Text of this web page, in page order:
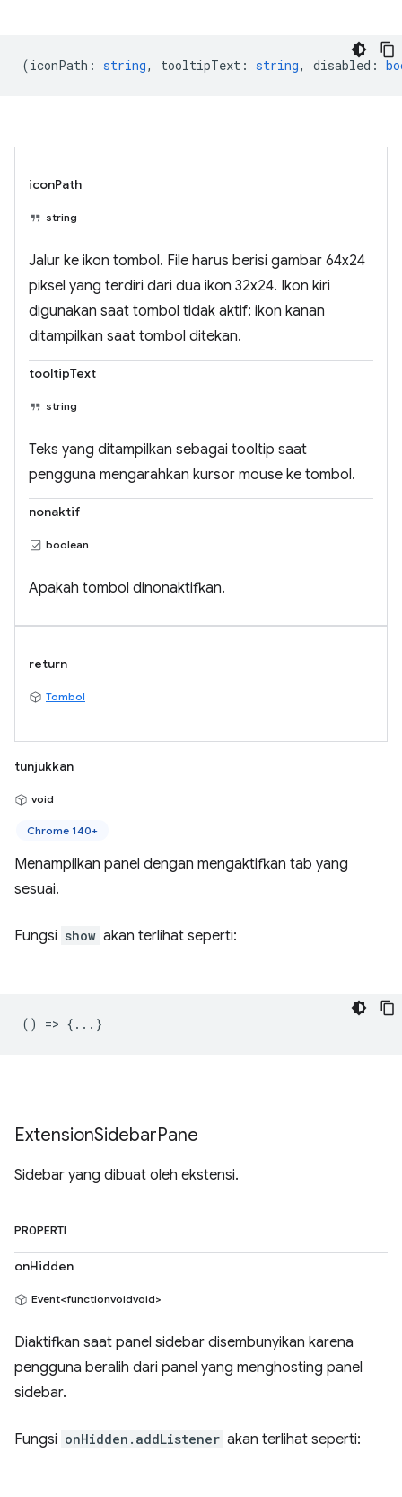
(iconPath : string, tooltipText : string, disabled :
iconPath
string
Jalur ke ikon tombol. File harus berisi gambar 64x24
piksel yang terdiri dari dua ikon 32x24. Ikon kiri
digunakan saat tombol tidak aktif; ikon kanan
ditampilkan saat tombol ditekan.
tooltipText
string
Teks yang ditampilkan sebagai tooltip saat
pengguna mengarahkan kursor mouse ke tombol.
nonaktif
boolean
Apakah tombol dinonaktifkan.
return
Tombol
tunjukkan
void
Chrome 140+
Menampilkan panel dengan mengaktifkan tab yang
sesuai.
Fungsi show akan terlihat seperti:
() => {...}
ExtensionSidebarPane
Sidebar yang dibuat oleh ekstensi.
PROPERTI
onHidden
Event<functionvoidvoid>
Diaktifkan saat panel sidebar disembunyikan karena
pengguna beralih dari panel yang menghosting panel
sidebar.
Fungsi onHidden.addListener akan terlihat seperti: